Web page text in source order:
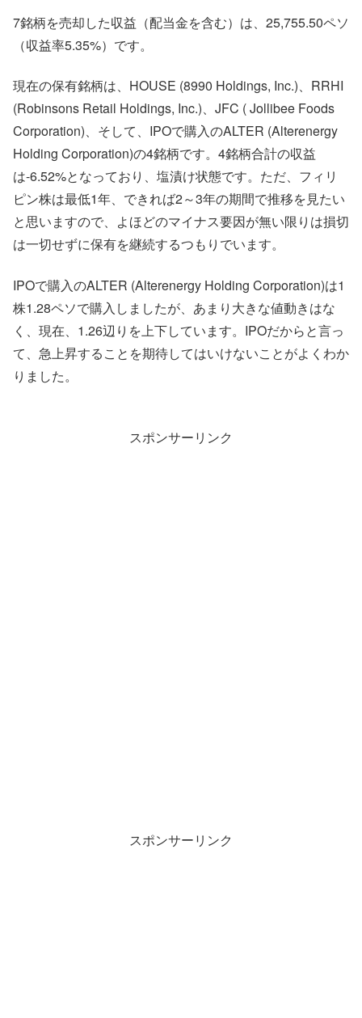
7銘柄を売却した収益（配当金を含む）は、25,755.50ペソ
（収益率5.35%）です。
現在の保有銘柄は、HOUSE (8990 Holdings, Inc.)、RRHI
(Robinsons Retail Holdings, Inc.)、JFC ( Jollibee Foods
Corporation)、そして、IPOで購入のALTER (Alterenergy
Holding Corporation)の4銘柄です。4銘柄合計の収益
は-6.52%となっており、塩漬け状態です。ただ、フィリ
ピン株は最低1年、できれば2～3年の期間で推移を見たい
と思いますので、よほどのマイナス要因が無い限りは損切
は一切せずに保有を継続するつもりでいます。
IPOで購入のALTER (Alterenergy Holding Corporation)は1
株1.28ペソで購入しましたが、あまり大きな値動きはな
く、現在、1.26辺りを上下しています。IPOだからと言っ
て、急上昇することを期待してはいけないことがよくわか
りました。
スポンサーリンク
スポンサーリンク